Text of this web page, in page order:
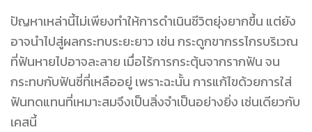
ปัญหาเหล่านี้ไม่เพียงทำให้การดำเนินชีวิตยุ่งยากขึ้น แต่ยัง
อาจนำไปสู่ผลกระทบระยะยาว เช่น กระดูกขากรรไกรบริเวณ
ที่ฟันหายไปอาจละลาย เมื่อไร้การกระตุ้นจากรากฟัน จน
กระทบกับฟันซี่ที่เหลืออยู่ เพราะฉะนั้น การแก้ไขด้วยการใส่
ฟันทดแทนที่เหมาะสมจึงเป็นสิ่งจำเป็นอย่างยิ่ง เช่นเดียวกับ
เคสนี้